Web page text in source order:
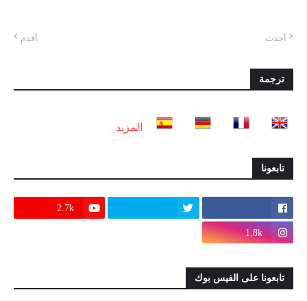
أحدث أقدم
ترجمة
المزيد
تابعونا
2.7k
1.8k
تابعونا على الفيس بوك